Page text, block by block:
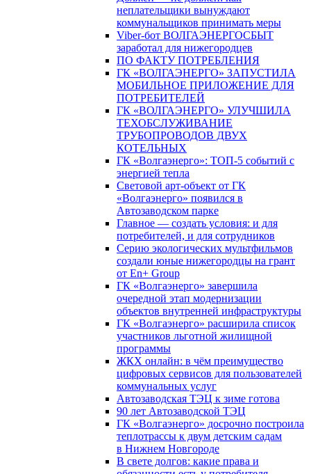
неплательщики вынуждают
коммунальщиков принимать меры
Viber-бот ВОЛГАЭНЕРГОСБЫТ
заработал для нижегородцев
ПО ФАКТУ ПОТРЕБЛЕНИЯ
ГК «ВОЛГАЭНЕРГО» ЗАПУСТИЛА
МОБИЛЬНОЕ ПРИЛОЖЕНИЕ ДЛЯ
ПОТРЕБИТЕЛЕЙ
ГК «ВОЛГАЭНЕРГО» УЛУЧШИЛА
ТЕХОБСЛУЖИВАНИЕ
ТРУБОПРОВОДОВ ДВУХ
КОТЕЛЬНЫХ
ГК «Волгаэнерго»: ТОП-5 событий с
энергией тепла
Световой арт-объект от ГК
«Волгаэнерго» появился в
Автозаводском парке
Главное — создать условия: и для
потребителей, и для сотрудников
Серию экологических мультфильмов
создали юные нижегородцы на грант
от En+ Group
ГК «Волгаэнерго» завершила
очередной этап модернизации
объектов внутренней инфраструктуры
ГК «Волгаэнерго» расширила список
участников льготной жилищной
программы
ЖКХ онлайн: в чём преимущество
цифровых сервисов для пользователей
коммунальных услуг
Автозаводская ТЭЦ к зиме готова
90 лет Автозаводской ТЭЦ
ГК «Волгаэнерго» досрочно построила
теплотрассы к двум детским садам
в Нижнем Новгороде
В свете долгов: какие права и